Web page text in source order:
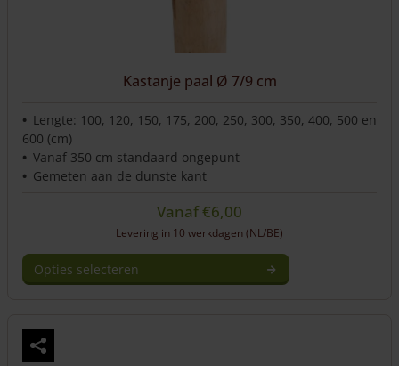
Kastanje paal Ø 7/9 cm
Lengte: 100, 120, 150, 175, 200, 250, 300, 350, 400, 500 en
600 (cm)
Vanaf 350 cm standaard ongepunt
Gemeten aan de dunste kant
Vanaf€6,00
Levering in 10 werkdagen (NL/BE)
Opties selecteren
heeft
meerdere